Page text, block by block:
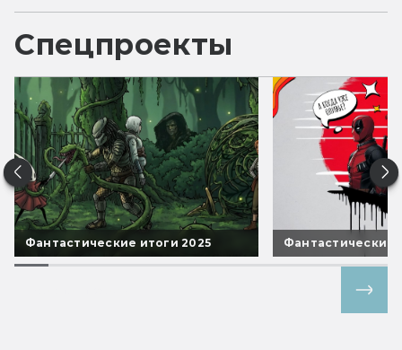
Спецпроекты
Фантастические итоги 2025 Фантастические